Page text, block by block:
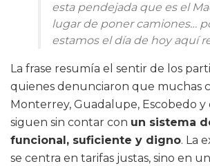
esta pendejada que es el
lugar de poner camiones…
estamos el día de hoy aquí
La frase resumía el sentir de los
quienes denunciaron que muchas
Monterrey, Guadalupe, Escobedo
siguen sin contar con un sistema
funcional, suficiente y digno. La
se centra en tarifas justas, sino en